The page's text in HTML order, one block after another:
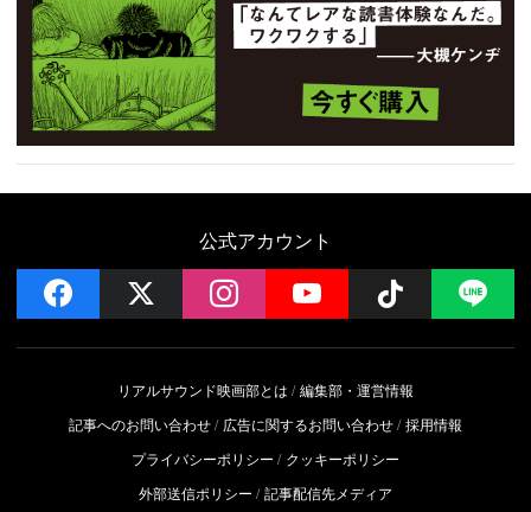
公式アカウント
facebook instagramYouTube Follow
リアルサウンド映画部とは
編集部・運営情報
記事へのお問い合わせ
広告に関するお問い合わせ 採用情報
プライバシーポリシー
クッキーポリシー
外部送信ポリシー
記事配信先メディア